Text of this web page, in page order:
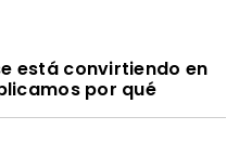
está convirtiendo en
por qué